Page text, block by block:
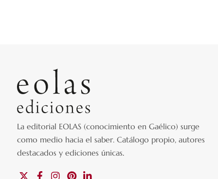
La editorial EOLAS (conocimiento en Gaélico) surge
como medio hacia el saber.Catálogo propio, autores
destacados y ediciones únicas.
FacebookInstagramPinterest